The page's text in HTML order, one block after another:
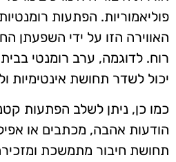
פוליאמוריות. הפתעות
האווירה הזו על ידי השפעתן
רוח. לדוגמה, ערב רומנטי
יכול לשדר תחושת אינטימיות
כמו כן, ניתן לשלב הפתעות
הודעות אהבה, מכתבים או
תחושת חיבור מתמשכת